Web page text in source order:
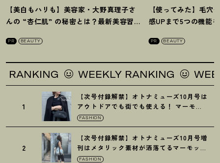
【美白もハリも】美容家・大野真理子さ
んの “杏仁肌” の秘密とは ？ 最新美容習慣
PR BEAUTY
【使ってみた】毛穴
感UPまで5つの機能
PR BEAUTY
WEEKLY RANKING WEEKLY
1
【次号付録解禁】オトナミューズ10月号は
アウトドアでも街でも使える ！ マーモッ
トの黒ショルダー
FASHION
2
【次号付録解禁】オトナミューズ10月号増
刊はメタリック素材が洒落てるマーモット
の保冷バッグ
FASHION